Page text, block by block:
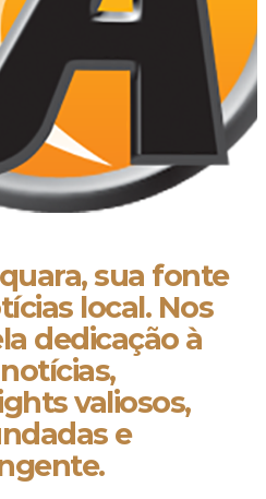
sua fonte
local. Nos
dedicação à
valiosos,
e